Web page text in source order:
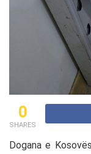
0
SHARES
Dogana e